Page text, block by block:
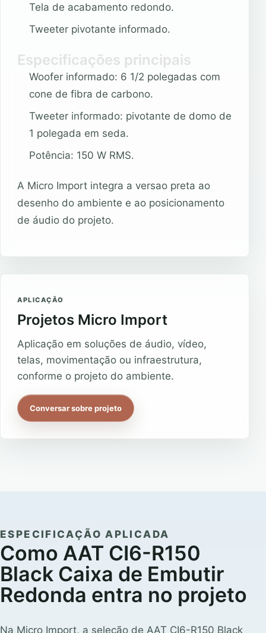
Tela de acabamento redondo.
Tweeter pivotante informado.
Especificações principais
Woofer informado: 6 1/2 polegadas com
cone de fibra de carbono.
Tweeter informado: pivotante de domo de
1 polegada em seda.
Potência: 150 W RMS.
A Micro Import integra a versao preta ao
desenho do ambiente e ao posicionamento
de áudio do projeto.
APLICAÇÃO
Projetos Micro Import
Aplicação em soluções de áudio, vídeo,
telas, movimentação ou infraestrutura,
conforme o projeto do ambiente.
Conversar sobre projeto
ESPECIFICAÇÃO APLICADA
Como AAT CI6-R150
Black Caixa de Embutir
Redonda entra no projeto
Na Micro Import, a seleção de AAT CI6-R150 Black